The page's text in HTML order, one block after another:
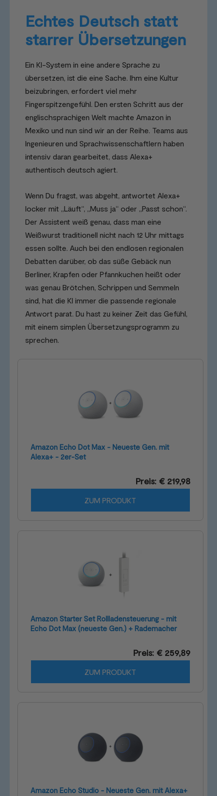
Echtes Deutsch statt
starrer Übersetzungen
Ein KI-System in eine andere Sprache zu
übersetzen, ist die eine Sache. Ihm eine Kultur
beizubringen, erfordert viel mehr
Fingerspitzengefühl. Den ersten Schritt aus der
englischsprachigen Welt machte Amazon in
Mexiko und nun sind wir an der Reihe. Teams aus
Ingenieuren und Sprachwissenschaftlern haben
intensiv daran gearbeitet, dass Alexa+
authentisch deutsch agiert.
Wenn Du fragst, was abgeht, antwortet Alexa+
locker mit „Läuft“, „Muss ja“ oder „Passt schon“.
Der Assistent weiß genau, dass man eine
Weißwurst traditionell nicht nach 12 Uhr mittags
essen sollte. Auch bei den endlosen regionalen
Debatten darüber, ob das süße Gebäck nun
Berliner, Krapfen oder Pfannkuchen heißt oder
was genau Brötchen, Schrippen und Semmeln
sind, hat die KI immer die passende regionale
Antwort parat. Du hast zu keiner Zeit das Gefühl,
mit einem simplen Übersetzungsprogramm zu
sprechen.
Amazon Echo Dot Max - Neueste Gen. mit
Alexa+ - 2er-Set
Preis: € 219,98
ZUM PRODUKT
Amazon Starter Set Rollladensteuerung - mit
Echo Dot Max (neueste Gen.) + Rademacher
Preis: € 259,89
ZUM PRODUKT
Amazon Echo Studio - Neueste Gen. mit Alexa+